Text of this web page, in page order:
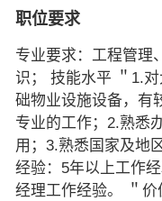
职位要求
专业要求：工程管理
识； 技能水平 ＂1.
础物业设施设备，有
专业的工作；2.熟悉
用；3.熟悉国家及地
经验：5年以上工作
经理工作经验。 ＂